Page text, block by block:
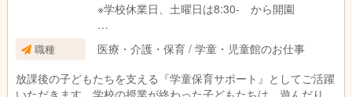
※学校休業日、土曜日は8:30- から開園
＊パート勤務の場合は、ご希望に応じて次の時
間数に対応可能です。
・週に20時間未満、 週に20時間以上30時間
未満、 週に30時間以上
職種
医療・介護・保育 / 学童・児童館のお仕事
放課後の子どもたちを支える『学童保育サポート』としてご活躍
いただきます。学校の授業が終わった子どもたちは、遊んだり、